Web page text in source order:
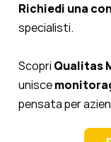
Richiedi una
specialisti.
Scopri Qualitas
unisce
pensata per